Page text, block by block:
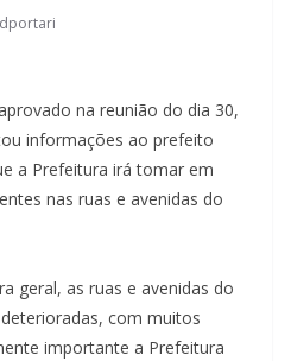
na reunião do dia 30,
informações ao prefeito
a Prefeitura irá tomar em
nas ruas e avenidas do
geral, as ruas e avenidas do
com muitos
importante a Prefeitura